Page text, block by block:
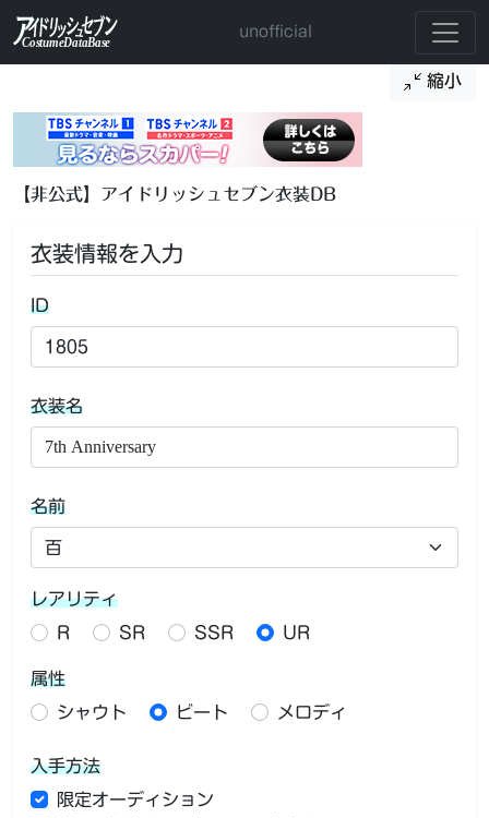
unofficial
縮小
【非公式】アイドリッシュセブン衣装DB
衣装情報を入力
ID
衣装名
名前
レアリティ
R
SR SSR UR
属性
シャウト
ビート メロディ
入手方法
限定オーディション